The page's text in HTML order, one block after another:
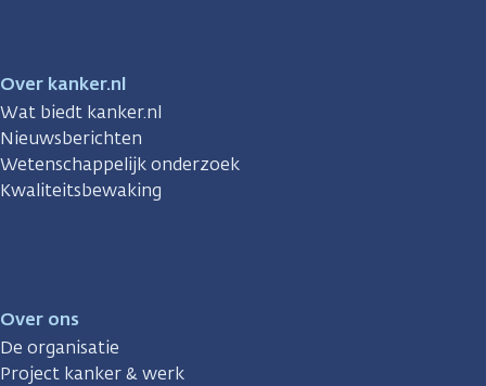
Over kanker.nl
Wat biedt kanker.nl
Nieuwsberichten
Wetenschappelijk onderzoek
Kwaliteitsbewaking
Over ons
De organisatie
Project kanker & werk